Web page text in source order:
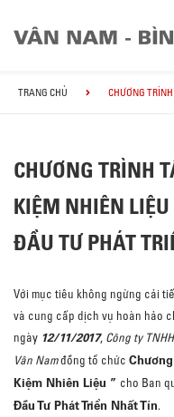
TRANG CHỦ CHƯƠNG
CHƯƠNG TRÌNH
KIỆM NHIÊN LIỆU
ĐẦU TƯ PHÁT
Với mục tiêu không ngừng cải
và cung cấp dịch vụ hoàn hảo
ngày 12/11/2017, Công ty
Vân Namđồng tổ chức
Kiệm Nhiên Liệu ” cho Ban
Đầu Tư Phát Triển Nhất Tín.